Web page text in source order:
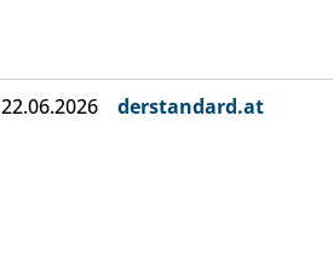
22.06.2026 derstandard.at